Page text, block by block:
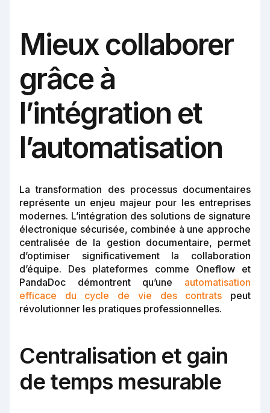
Mieux collaborer
grâce à
l’intégration et
l’automatisation
La transformation des processus documentaires
représente un enjeu majeur pour les entreprises
modernes. L’intégration des solutions de signature
électronique sécurisée, combinée à une approche
centralisée de la gestion documentaire, permet
d’optimiser significativement la collaboration
d’équipe. Des plateformes comme Oneflow et
PandaDoc démontrent qu’une automatisation
efficace du cycle de vie des contrats peut
révolutionner les pratiques professionnelles.
Centralisation et gain
de temps mesurable